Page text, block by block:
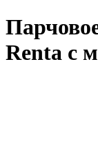
Renta с